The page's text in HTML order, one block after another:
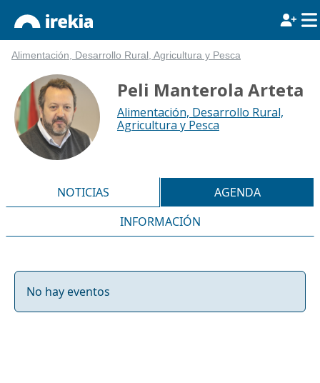
Alimentación, Desarrollo Rural, Agricultura y Pesca
Peli Manterola Arteta
Alimentación, Desarrollo Rural,
Agricultura y Pesca
NOTICIAS
AGENDA
INFORMACIÓN
No hay eventos